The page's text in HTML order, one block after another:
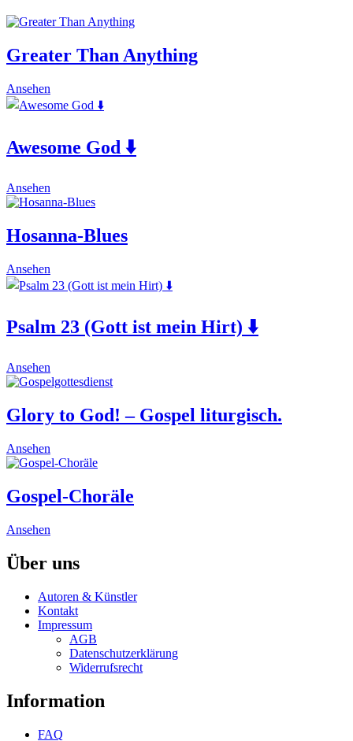
Greater Than Anything
Ansehen
product
variants.
The
be
the
page
Awesome God ⬇️
Ansehen
product
multiple
variants.
options
may
on
page
Hosanna-Blues
Ansehen
Psalm 23 (Gott ist mein Hirt) ⬇️
Ansehen
product
multiple
variants.
options
may
chosen
on
product
Glory to God! – Gospel liturgisch.
Ansehen
product
multiple
variants.
options
be
the
product
page
Gospel-Choräle
Ansehen
multiple
The
options
may
be
chosen
on
product
Über uns
Autoren & Künstler
Kontakt
Impressum
AGB
Datenschutzerklärung
Widerrufsrecht
Information
FAQ